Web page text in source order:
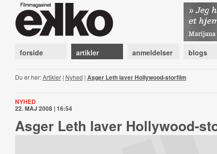
forside artikler anmeldelser blogs
Du er her:Artikler| Nyhed | Asger Leth laver Hollywood-storfilm
NYHED
22. MAJ 2008 | 16:54
Asger Leth laver Hollywood-